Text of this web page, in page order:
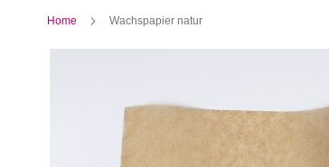
Home Wachspapier natur